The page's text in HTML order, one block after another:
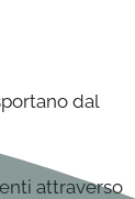
dal
attraverso